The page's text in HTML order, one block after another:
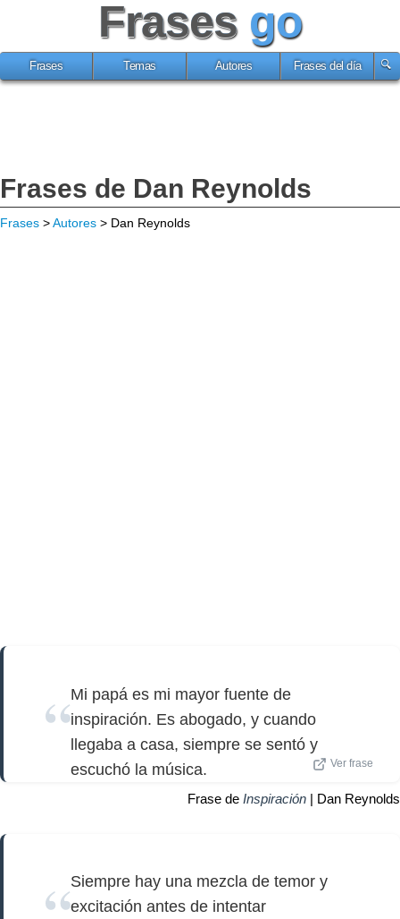
Frases go
Frases Temas Autores Frases del día
Frases de Dan Reynolds
Frases >Autores > Dan Reynolds
Mi papá es mi mayor fuente de
inspiración. Es abogado, y cuando
llegaba a casa, siempre se sentó y
escuchó la música.
Ver frase
Frase de Inspiración | Dan Reynolds
Siempre hay una mezcla de temor y
excitación antes de intentar